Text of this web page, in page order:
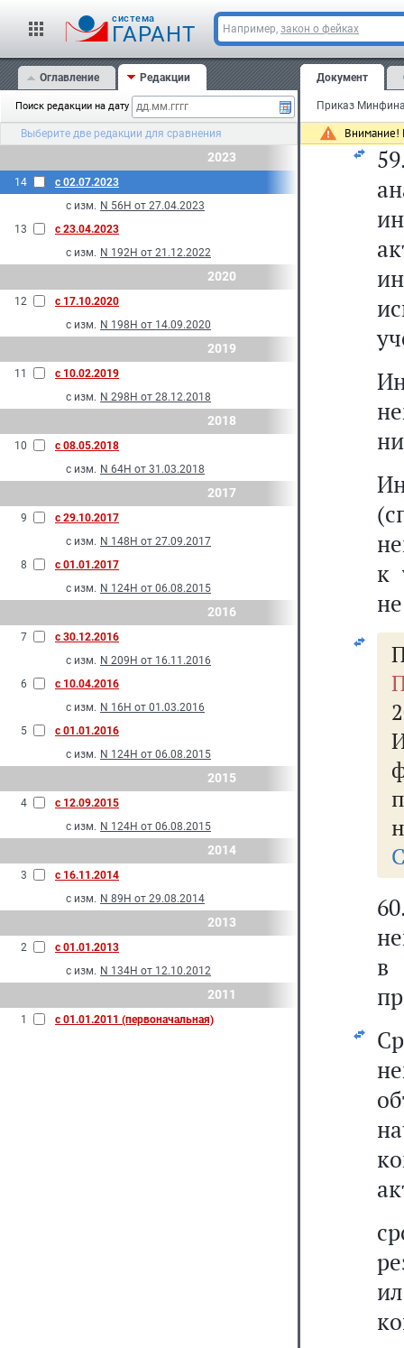
cистема
ГАРАНТ Например, закон о фейках
Оглавление Редакции
Поиск редакции на дату
Выберите две редакции для сравнения
2023
14
с 02.07.2023
с изм. N 56Н от 27.04.2023
13
с 23.04.2023
с изм. N 192Н от 21.12.2022
2020
12
с 17.10.2020
с изм. N 198Н от 14.09.2020
2019
11
с 10.02.2019
с изм. N 298Н от 28.12.2018
2018
10
с 08.05.2018
с изм. N 64Н от 31.03.2018
2017
9
с 29.10.2017
с изм. N 148Н от 27.09.2017
8
с 01.01.2017
с изм. N 124Н от 06.08.2015
2016
7
с 30.12.2016
с изм. N 209Н от 16.11.2016
6
с 10.04.2016
с изм. N 16Н от 01.03.2016
5
с 01.01.2016
с изм. N 124Н от 06.08.2015
2015
4
с 12.09.2015
с изм. N 124Н от 06.08.2015
2014
3
с 16.11.2014
с изм. N 89Н от 29.08.2014
2013
2
с 01.01.2013
с изм. N 134Н от 12.10.2012
2011
1 с 01.01.2011 (первоначальная)
Документ
Внимание!
к
в